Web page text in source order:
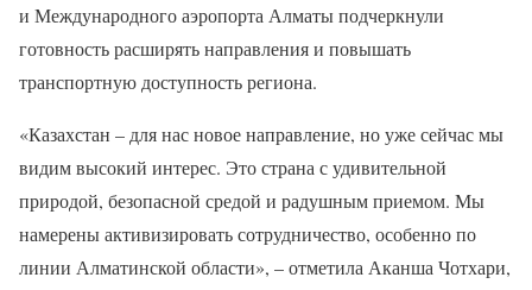
и Международного аэропорта Алматы подчеркнули
готовность расширять направления и повышать
транспортную доступность региона.
«Казахстан – для нас новое направление, но уже сейчас мы
видим высокий интерес. Это страна с удивительной
природой, безопасной средой и радушным приемом. Мы
намерены активизировать сотрудничество, особенно по
линии Алматинской области», – отметила Аканша Чотхари,